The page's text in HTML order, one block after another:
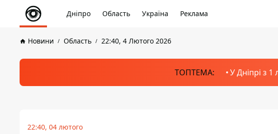
Дніпро Область Україна Реклама
Новини Область 22:40, 4 Лютого 2026
ТОПТЕМА: У Дніпрі з
22:40, 04 лютого